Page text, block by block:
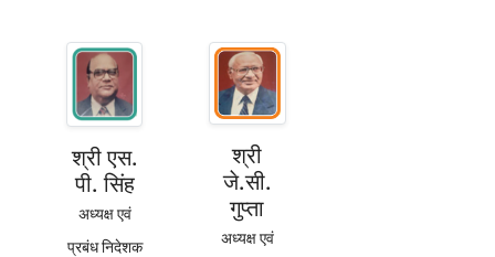
श्री एस.
पी. सिंह
अध्यक्ष एवं
प्रबंध निदेशक
श्री
जे.सी.
गुप्ता
अध्यक्ष एवं